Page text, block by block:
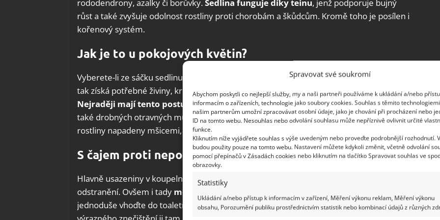
Spravovat své soukromí
Abychom poskytli co nejlepší služby, my a naši partneři používáme k ukládání a/nebo
informacím o zařízeních, technologie jako soubory cookies. Souhlas s těmito
našim partnerům umožní zpracovávat osobní údaje, jako je chování při procházení nebo
ID na tomto webu. Nesouhlas nebo odvolání souhlasu může nepříznivě ovlivnit určité
funkce.
Kliknutím níže vyjádřete souhlas s výše uvedeným nebo proveďte podrobnější rozhodnutí.
budou použity pouze na tomto webu. Nastavení můžete kdykoli změnit, včetně odvolání
pomocí přepínačů v Zásadách cookies nebo kliknutím na tlačítko Spravovat souhlas ve
obrazovky.
Statistiky
Ukládání a/nebo přístup k informacím v zařízení, Měření výkonu reklam, Měření výkonu
obsahu, Porozumění publiku prostřednictvím statistik nebo kombinací údajů z různých
rododendrony, azalky či borůvky.Sedlina funguje díky teinu, jenž podporuje bujný
růst a také zvyšuje odolnost rostliny proti chorobám a škůdcům. Kromě toho je posílen i
kořenový systém.
Jak je to u pokojových květin?
Vyberete-li ze sáčku sedlinu, lze ji u pokojových květin použít na dno květináče. Zemina
tak získá potřebné živiny, kromě toho přispějete i ke správné míře vnitřní vlhkosti.
Nejraději mají tento postup orchideje a kapradiny. Jednoduché opatření vás zbaví
také drobných otravných mušek, které se v zemině rády hromadí. Pokud byly listy
rostliny napadeny mšicemi, dá se použít nálev z černého čaje.
S čajem proti nepořádku
Hlavně usazeniny v koupelně a na toaletě dovedou být velmi otravné a náročné na
odstranění. Ovšem i tady mohou přijít ke slovu právě čajové sáčky
jednoduše vhoďte do toaletní mísy a nechte ji několik minut působit. V případě